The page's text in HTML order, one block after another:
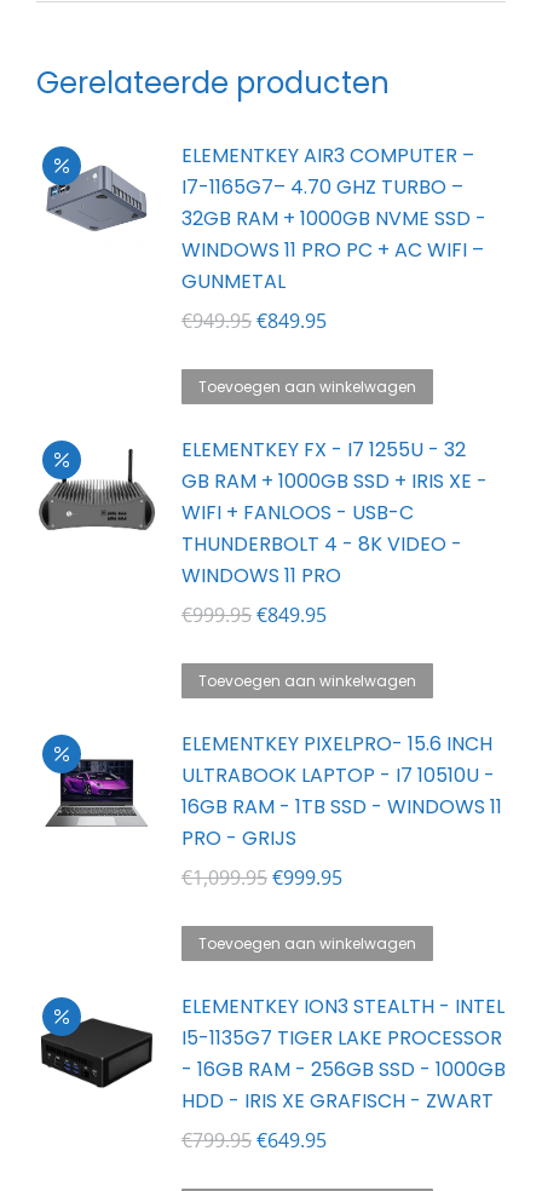
Gerelateerde producten
ELEMENTKEY AIR3 COMPUTER –
I7-1165G7– 4.70 GHZ TURBO –
32GB RAM + 1000GB NVME SSD -
WINDOWS 11 PRO PC + AC WIFI –
GUNMETAL
€949.95Oorspronkelijke
was:
€849.95Huidige
is:
Toevoegen aan winkelwagen
ELEMENTKEY FX - I7 1255U - 32
GB RAM + 1000GB SSD + IRIS XE -
WIFI + FANLOOS - USB-C
THUNDERBOLT 4 - 8K VIDEO -
WINDOWS 11 PRO
€999.95Oorspronkelijke
was:
€849.95Huidige
is:
Toevoegen aan winkelwagen
ELEMENTKEY PIXELPRO- 15.6 INCH
ULTRABOOK LAPTOP - I7 10510U -
16GB RAM - 1TB SSD - WINDOWS 11
PRO - GRIJS
€1,099.95Oorspronkelijke
was:
€999.95Huidige
is:
Toevoegen aan winkelwagen
ELEMENTKEY ION3 STEALTH - INTEL
I5-1135G7 TIGER LAKE PROCESSOR
- 16GB RAM - 256GB SSD - 1000GB
HDD - IRIS XE GRAFISCH - ZWART
€799.95Oorspronkelijke
€649.95Huidige